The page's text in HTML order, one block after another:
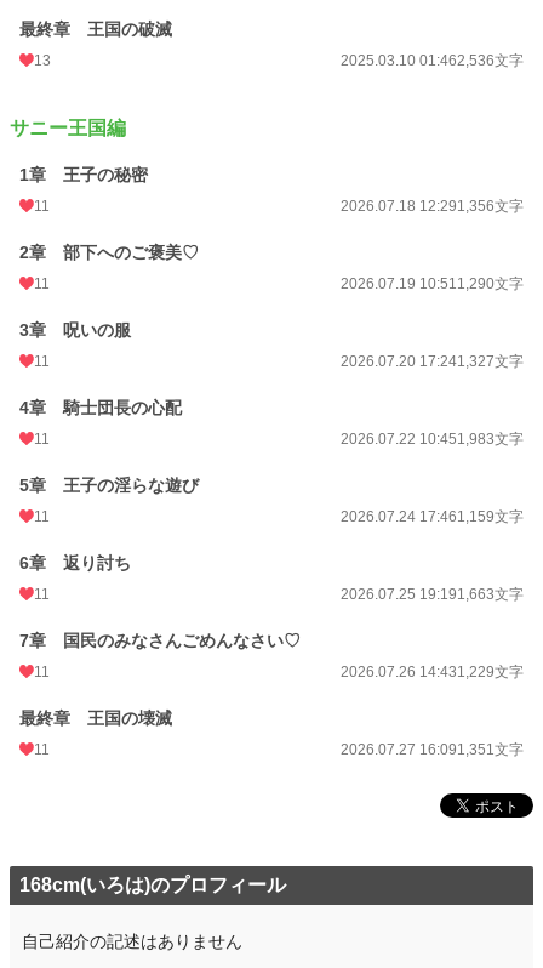
最終章 王国の破滅
13 2025.03.10 01:462,536文字
サニー王国編
1章 王子の秘密
11 2026.07.18 12:291,356文字
2章 部下へのご褒美♡
11 2026.07.19 10:511,290文字
3章 呪いの服
11 2026.07.20 17:241,327文字
4章 騎士団長の心配
11 2026.07.22 10:451,983文字
5章 王子の淫らな遊び
11 2026.07.24 17:461,159文字
6章 返り討ち
11 2026.07.25 19:191,663文字
7章 国民のみなさんごめんなさい♡
11 2026.07.26 14:431,229文字
最終章 王国の壊滅
11 2026.07.27 16:091,351文字
168cm(いろは)のプロフィール
自己紹介の記述はありません